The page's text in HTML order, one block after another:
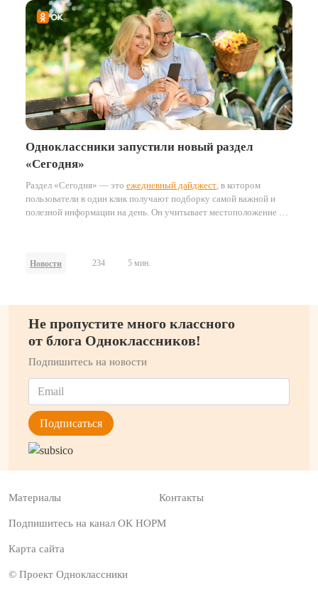
стал не только широкий охват, но и ощутимый бизнес-эффект —
продажи лотерейных билетов.
Одноклассники запустили новый раздел
«Сегодня»
Раздел «Сегодня» — это ежедневный дайджест, в котором
пользователи в один клик получают подборку самой важной и
полезной информации на день. Он учитывает местоположение и
Новости 234 5 мин.
Не пропустите много классного
от блога Одноклассников!
Подпишитесь на новости
Материалы Контакты
Подпишитесь на канал ОК НОРМ
Карта сайта
© Проект Одноклассники